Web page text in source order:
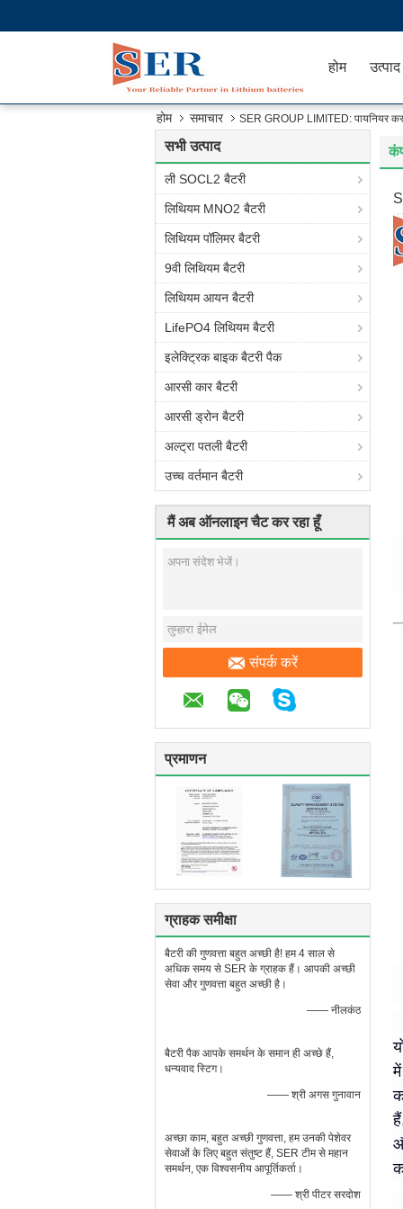
होम उत्पाद
होम समाचार SER GROUP LIMITED: पायनियर
सभी उत्पाद
ली SOCL2 बैटरी
लिथियम MNO2 बैटरी
लिथियम पॉलिमर बैटरी
9वी लिथियम बैटरी
लिथियम आयन बैटरी
LifePO4 लिथियम बैटरी
इलेक्ट्रिक बाइक बैटरी पैक
आरसी कार बैटरी
आरसी ड्रोन बैटरी
अल्ट्रा पतली बैटरी
उच्च वर्तमान बैटरी
मैं अब ऑनलाइन चैट कर रहा हूँ
संपर्क करें
प्रमाणन
ग्राहक समीक्षा
बैटरी की गुणवत्ता बहुत अच्छी है! हम 4 साल से
अधिक समय से SER के ग्राहक हैं। आपकी अच्छी
सेवा और गुणवत्ता बहुत अच्छी है।
—— नीलकंठ
बैटरी पैक आपके समर्थन के समान ही अच्छे हैं,
धन्यवाद स्टिग।
—— श्री अगस गुनावान
अच्छा काम, बहुत अच्छी गुणवत्ता, हम उनकी पेशेवर
सेवाओं के लिए बहुत संतुष्ट हैं, SER टीम से महान
समर्थन, एक विश्वसनीय आपूर्तिकर्ता।
—— श्री पीटर सरदोश